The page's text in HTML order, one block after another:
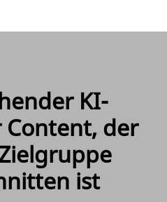
KI-
der
ist